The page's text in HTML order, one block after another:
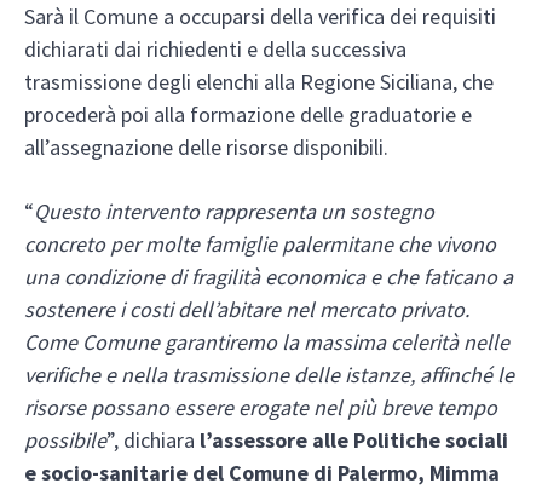
Sarà il Comune a occuparsi della verifica dei requisiti
dichiarati dai richiedenti e della successiva
trasmissione degli elenchi alla Regione Siciliana, che
procederà poi alla formazione delle graduatorie e
all’assegnazione delle risorse disponibili.
“Questo intervento rappresenta un sostegno
concreto per molte famiglie palermitane che vivono
una condizione di fragilità economica e che faticano a
sostenere i costi dell’abitare nel mercato privato.
Come Comune garantiremo la massima celerità nelle
verifiche e nella trasmissione delle istanze, affinché le
risorse possano essere erogate nel più breve tempo
possibile”, dichiara l’assessore alle Politiche sociali
e socio-sanitarie del Comune di Palermo, Mimma